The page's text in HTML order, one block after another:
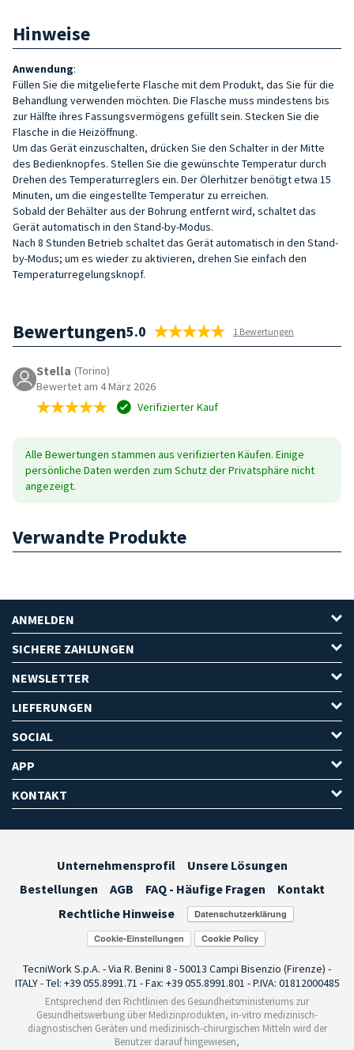
Hinweise
Anwendung:
Füllen Sie die mitgelieferte Flasche mit dem Produkt, das Sie für die
Behandlung verwenden möchten. Die Flasche muss mindestens bis
zur Hälfte ihres Fassungsvermögens gefüllt sein. Stecken Sie die
Flasche in die Heizöffnung.
Um das Gerät einzuschalten, drücken Sie den Schalter in der Mitte
des Bedienknopfes. Stellen Sie die gewünschte Temperatur durch
Drehen des Temperaturreglers ein. Der Ölerhitzer benötigt etwa 15
Minuten, um die eingestellte Temperatur zu erreichen.
Sobald der Behälter aus der Bohrung entfernt wird, schaltet das
Gerät automatisch in den Stand-by-Modus.
Nach 8 Stunden Betrieb schaltet das Gerät automatisch in den Stand-
by-Modus; um es wieder zu aktivieren, drehen Sie einfach den
Temperaturregelungsknopf.
Bewertungen5.0 1 Bewertungen
Stella (Torino)
Bewertet am 4 März 2026
Verifizierter Kauf
Alle Bewertungen stammen aus verifizierten Käufen. Einige
persönliche Daten werden zum Schutz der Privatsphäre nicht
angezeigt.
Verwandte Produkte
ANMELDEN
SICHERE ZAHLUNGEN
NEWSLETTER
LIEFERUNGEN
SOCIAL
APP
KONTAKT
Unternehmensprofil
Unsere Lösungen
Bestellungen
AGB FAQ - Häufige Fragen
Kontakt
Rechtliche Hinweise
Cookie-Einstellungen
TecniWork S.p.A. - Via R. Benini 8 - 50013 Campi Bisenzio (Firenze) -
ITALY - Tel: +39 055.8991.71 - Fax: +39 055.8991.801 - P.IVA: 01812000485
Entsprechend den Richtlinien des Gesundheitsministeriums zur
Gesundheitswerbung über Medizinprodukten, in-vitro medizinisch-
diagnostischen Geräten und medizinisch-chirurgischen Mitteln wird der
Benutzer darauf hingewiesen,